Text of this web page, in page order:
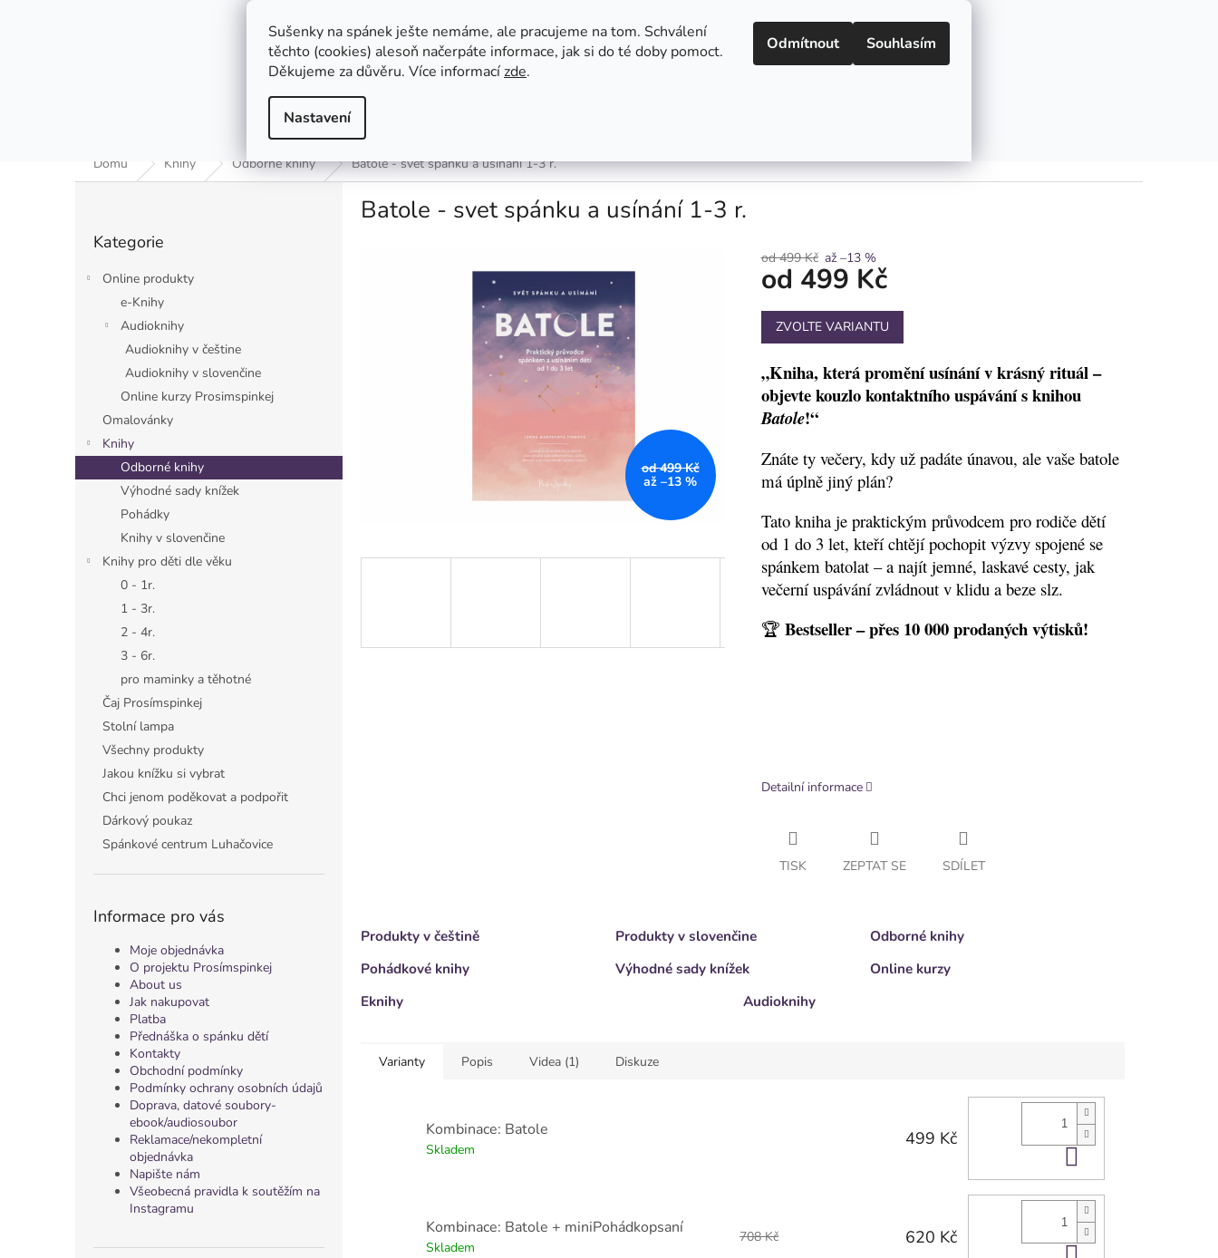
Sušenky na spánek ješte nemáme, ale pracujeme na tom. Schválení
těchto (cookies) alesoň načerpáte informace, jak si do té doby pomoct.
Děkujeme za důvěru. Více informacízde.
Nastavení
Odmítnout Souhlasím
Domů
Knihy Odborné knihy Batole - svet spánku a usínání 1-3 r.
l
kategorie
Kategorie
Online produkty
e-Knihy
Audioknihy
Audioknihy v češtine
Audioknihy v slovenčine
Online kurzy Prosimspinkej
Omalovánky
Knihy
Odborné knihy
Výhodné sady knížek
Pohádky
Knihy v slovenčine
Knihy pro děti dle věku
0 - 1r.
1 - 3r.
2 - 4r.
3 - 6r.
pro maminky a těhotné
Čaj Prosímspinkej
Stolní lampa
Všechny produkty
Jakou knížku si vybrat
Chci jenom poděkovat a podpořit
Dárkový poukaz
Spánkové centrum Luhačovice
Informace pro vás
Moje objednávka
O projektu Prosímspinkej
About us
Jak nakupovat
Platba
Přednáška o spánku dětí
Kontakty
Obchodní podmínky
Podmínky ochrany osobních údajů
Doprava, datové soubory-
ebook/audiosoubor
Reklamace/nekompletní
objednávka
Napište nám
Všeobecná pravidla k soutěžím na
Instagramu
Batole - svet spánku a usínání 1-3 r.
od 499 Kč
až –13 %
od 499 Kč až –13 %
od 499 Kč
Měrná
cena:
ZVOLTE VARIANTU
„Kniha, která promění usínání v krásný rituál –
objevte kouzlo kontaktního uspávání s knihou
Batole!“
Znáte ty večery, kdy už padáte únavou, ale vaše batole
má úplně jiný plán?
Tato kniha je praktickým průvodcem pro rodiče dětí
od 1 do 3 let, kteří chtějí pochopit výzvy spojené se
spánkem batolat – a najít jemné, laskavé cesty, jak
večerní uspávání zvládnout v klidu a beze slz.
🏆 Bestseller – přes 10 000 prodaných výtisků!
Detailní informace
TISK ZEPTAT SE SDÍLET
Produkty v češtině Produkty v slovenčine
Odborné knihy
Pohádkové knihy
Výhodné sady knížek
Online kurzy
Eknihy
Audioknihy
Varianty Popis Videa (1) Diskuze
Kombinace: Batole
Skladem 499 Kč
Kombinace: Batole + miniPohádkopsaní
Skladem
708 Kč 620 Kč